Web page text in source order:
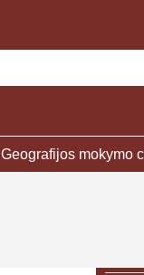
Geografijos mokymo